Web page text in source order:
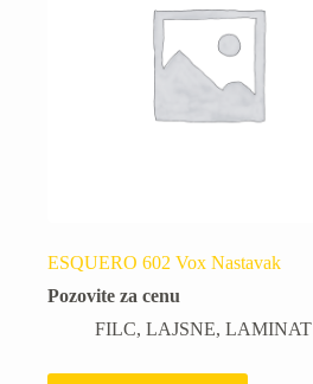
ESQUERO 602 Vox Nastavak
Pozovite za cenu
FILC, LAJSNE, LAMINAT